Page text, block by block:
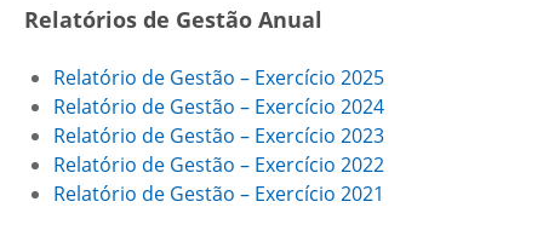
Relatórios de Gestão Anual
Relatório de Gestão – Exercício 2025
Relatório de Gestão – Exercício 2024
Relatório de Gestão – Exercício 2023
Relatório de Gestão – Exercício 2022
Relatório de Gestão – Exercício 2021